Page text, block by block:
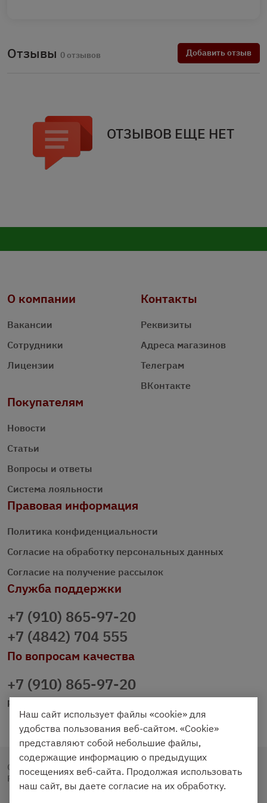
Отзывы 0 отзывов Добавить отзыв
ОТЗЫВОВ ЕЩЕ НЕТ
О компании
Вакансии
Сотрудники
Лицензии
Контакты
Реквизиты
Адреса магазинов
Телеграм
ВКонтакте
Покупателям
Новости
Статьи
Вопросы и ответы
Система лояльности
Правовая информация
Политика конфиденциальности
Согласие на обработку персональных данных
Согласие на получение рассылок
Служба поддержки
+7 (910) 865-97-20
+7 (4842) 704 555
По вопросам качества
+7 (910) 865-97-20
prazdnichniy40@palmi.ru
Copyright © 2020 - 2026. Праздничный Стол.
Разработка и продвижение - Vegas Studio
Наш сайт использует файлы «cookie» для
удобства пользования веб-сайтом. «Cookie»
представляют собой небольшие файлы,
содержащие информацию о предыдущих
посещениях веб-сайта. Продолжая использовать
наш сайт, вы даете согласие на их обработку.